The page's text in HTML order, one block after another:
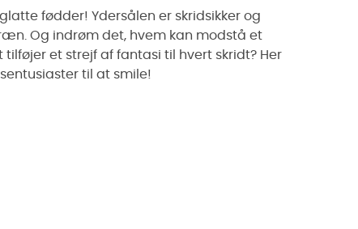
fødder! Ydersålen er skridsikker og
Og indrøm det, hvem kan modstå et
et strejf af fantasi til hvert skridt? Her
til at smile!